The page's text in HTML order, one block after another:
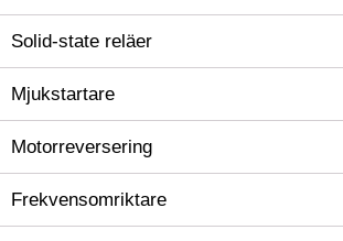
Solid-state reläer
Mjukstartare
Motorreversering
Frekvensomriktare